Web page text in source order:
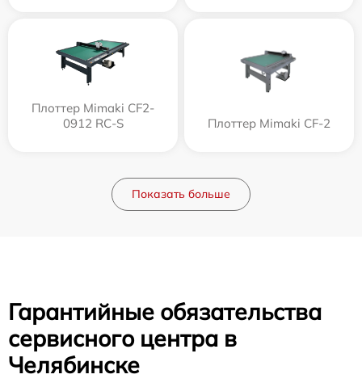
Плоттер Mimaki CF2-
0912 RC-S
Плоттер Mimaki CF-2
Показать больше
Гарантийные обязательства
сервисного центра в
Челябинске